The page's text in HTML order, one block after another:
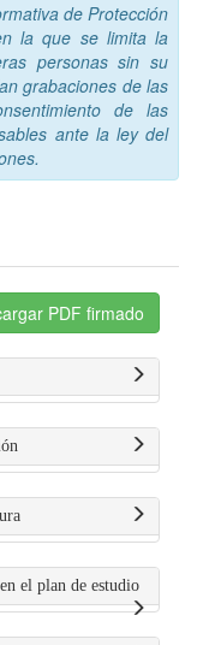
de Protección
la que se limita la
personas sin su
grabaciones de las
de las
ante la ley del
PDF firmado
el plan de estudio